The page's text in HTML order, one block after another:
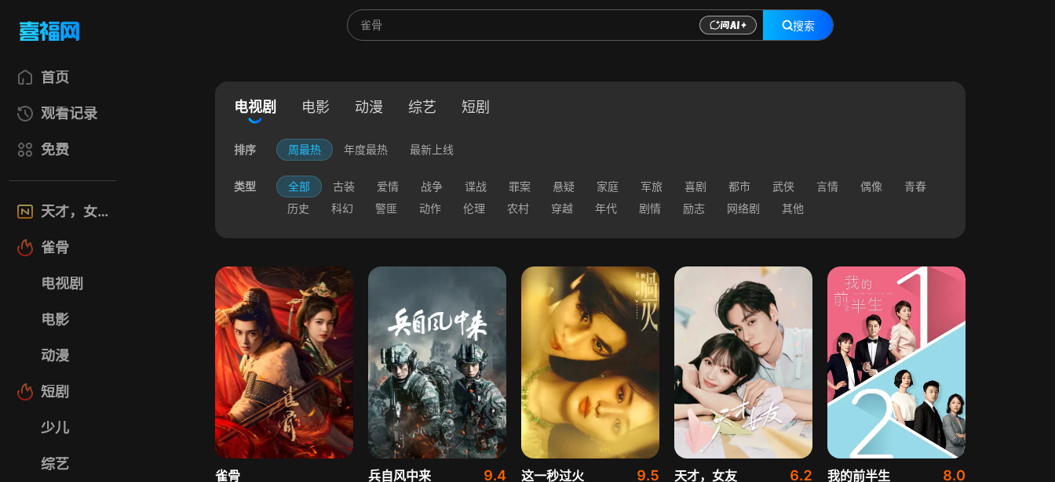
搜索
首页
观看记录
免费
天才，女友
雀骨
电视剧
电影
动漫
短剧
少儿
综艺
电视剧 电影 动漫 综艺 短剧
排序 周最热 年度最热 最新上线
类型 全部 古装 爱情 战争 谍战 罪案 悬疑 家庭 军旅 喜剧 都市 武侠 言情 偶像
青春
历史
科幻 警匪 动作 伦理 农村 穿越 年代 剧情 励志 网络剧 其他
雀骨 兵自风中来 9.4 这一秒过火 9.5 天才，女友 6.2 我的前半生 8.0